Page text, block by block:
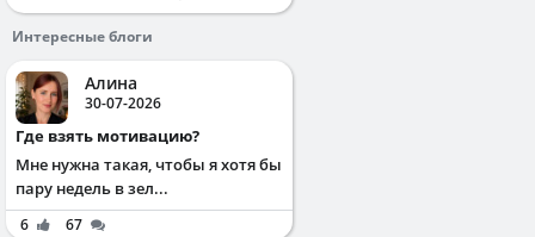
Интересные блоги
Алина
30-07-2026
Где взять мотивацию?
Мне нужна такая, чтобы я хотя бы
пару недель в зел...
6 67